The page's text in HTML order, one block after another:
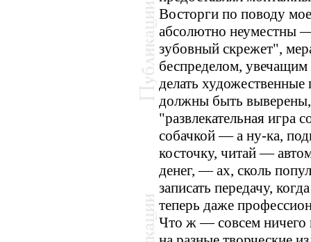
Восторги по поводу
абсолютно неуместны
зубовный скрежет",
беспределом, увечащим
делать
должны быть
"развлекательная игра
собачкой — а ну-ка,
косточку, читай —
денег, — ах, сколь
записать передачу,
теперь даже
Что ж — совсем ничего